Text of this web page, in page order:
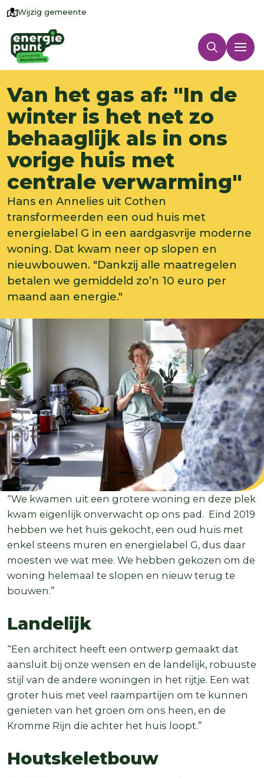
Wijzig gemeente
Van het gas af: "In de
winter is het net zo
behaaglijk als in ons
vorige huis met
centrale verwarming"
Hans en Annelies uit Cothen
transformeerden een oud huis met
energielabel G in een aardgasvrije moderne
woning. Dat kwam neer op slopen en
nieuwbouwen. "Dankzij alle maatregelen
betalen we gemiddeld zo’n 10 euro per
maand aan energie."
“We kwamen uit een grotere woning en deze plek
kwam eigenlijk onverwacht op ons pad. Eind 2019
hebben we het huis gekocht, een oud huis met
enkel steens muren en energielabel G, dus daar
moesten we wat mee. We hebben gekozen om de
woning helemaal te slopen en nieuw terug te
bouwen.”
Landelijk
“Een architect heeft een ontwerp gemaakt dat
aansluit bij onze wensen en de landelijk, robuuste
stijl van de andere woningen in het rijtje. Een wat
groter huis met veel raampartijen om te kunnen
genieten van het groen om ons heen, en de
Kromme Rijn die achter het huis loopt.”
Houtskeletbouw